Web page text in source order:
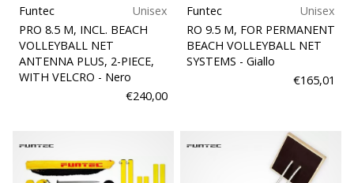
Funtec
Unisex
PRO 8.5 M, INCL. BEACH
VOLLEYBALL NET
ANTENNA PLUS, 2-PIECE,
WITH VELCRO - Nero
€240,00
Funtec
Unisex
RO 9.5 M, FOR PERMANENT
BEACH VOLLEYBALL NET
SYSTEMS - Giallo
€165,01